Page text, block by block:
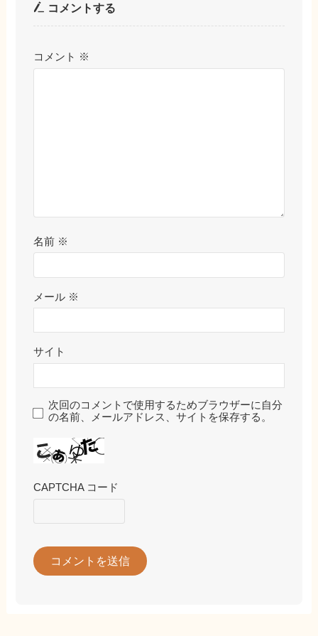
コメントする
コメント ※
名前 ※
メール ※
サイト
次回のコメントで使用するためブラウザーに自分
の名前、メールアドレス、サイトを保存する。
CAPTCHA コード